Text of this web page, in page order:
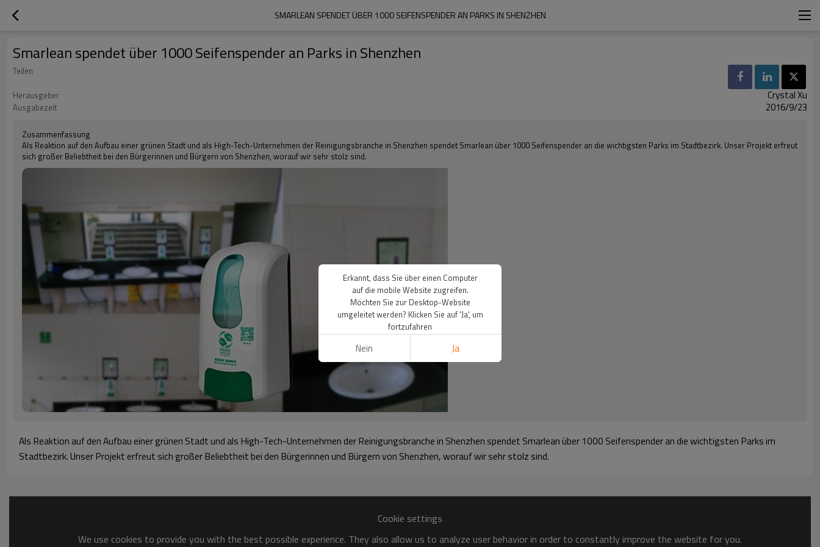
SMARLEAN SPENDET ÜBER 1000 SEIFENSPENDER AN PARKS IN SHENZHEN
Smarlean spendet über 1000 Seifenspender an Parks in Shenzhen
Teilen
Herausgeber
Crystal Xu
Ausgabezeit 2016/9/23
Zusammenfassung
Als Reaktion auf den Aufbau einer grünen Stadt und als High-Tech-Unternehmen der Reinigungsbranche in Shenzhen spendet Smarlean über 1000 Seifenspender an die wichtigsten Parks im Stadtbezirk. Unser Projekt erfreut
sich großer Beliebtheit bei den Bürgerinnen und Bürgern von Shenzhen, worauf wir sehr stolz sind.
Als Reaktion auf den Aufbau einer grünen Stadt und als High-Tech-Unternehmen der Reinigungsbranche in Shenzhen spendet Smarlean über 1000 Seifenspender an die wichtigsten Parks im
Stadtbezirk. Unser Projekt erfreut sich großer Beliebtheit bei den Bürgerinnen und Bürgern von Shenzhen, worauf wir sehr stolz sind.
Cookie settings
We use cookies to provide you with the best possible experience. They also allow us to analyze user behavior in order to constantly improve the website for you.
Erkannt, dass Sie über einen Computer
auf die mobile Website zugreifen.
Möchten Sie zur Desktop-Website
umgeleitet werden? Klicken Sie auf 'Ja', um
fortzufahren
Nein Ja